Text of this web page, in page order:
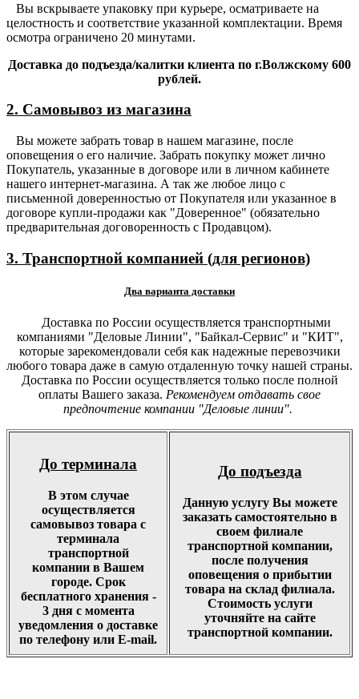
Вы вскрываете упаковку при курьере, осматриваете на
целостность и соответствие указанной комплектации. Время
осмотра ограничено 20 минутами.
Доставка до подъезда/калитки клиента по г.Волжскому 600
рублей.
2. Самовывоз из магазина
Вы можете забрать товар в нашем магазине, после
оповещения о его наличие. Забрать покупку может лично
Покупатель, указанные в договоре или в личном кабинете
нашего интернет-магазина. А так же любое лицо с
письменной доверенностью от Покупателя или указанное в
договоре купли-продажи как "Доверенное" (обязательно
предварительная договоренность с Продавцом).
3. Транспортной компанией (для регионов)
Два варианта доставки
Доставка по России осуществляется транспортными
компаниями "Деловые Линии", "Байкал-Сервис" и "КИТ",
которые зарекомендовали себя как надежные перевозчики
любого товара даже в самую отдаленную точку нашей страны.
Доставка по России осуществляется только после полной
оплаты Вашего заказа. Рекомендуем отдавать свое
предпочтение компании "Деловые линии".
До терминала
В этом случае
осуществляется
самовывоз товара с
терминала
транспортной
компании в Вашем
городе. Срок
бесплатного хранения -
3 дня с момента
уведомления о доставке
по телефону или E-mail.
До подъезда
Данную услугу Вы можете
заказать самостоятельно в
своем филиале
транспортной компании,
после получения
оповещения о прибытии
товара на склад филиала.
Стоимость услуги
уточняйте на сайте
транспортной компании.